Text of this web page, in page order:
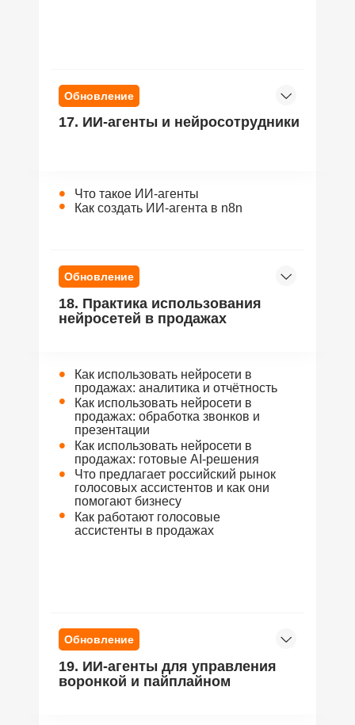
17. ИИ-агенты и нейросотрудники
Обновление
Что такое ИИ-агенты
•
Как создать ИИ-агента в n8n
•
18. Практика использования
нейросетей в продажах
Обновление
Как использовать нейросети в
продажах: аналитика и отчётность
•
Как использовать нейросети в
продажах: обработка звонков и
презентации
•
Как использовать нейросети в
продажах: готовые AI-решения
•
Что предлагает российский рынок
голосовых ассистентов и как они
помогают бизнесу
•
Как работают голосовые
ассистенты в продажах
•
19. ИИ-агенты для управления
воронкой и пайплайном
Обновление